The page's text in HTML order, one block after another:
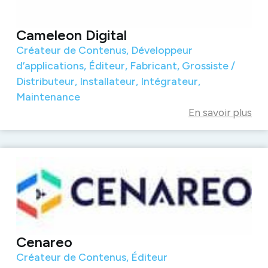
Cameleon Digital
Créateur de Contenus, Développeur
d’applications, Éditeur, Fabricant, Grossiste /
Distributeur, Installateur, Intégrateur,
Maintenance
En savoir plus
Cenareo
Créateur de Contenus, Éditeur